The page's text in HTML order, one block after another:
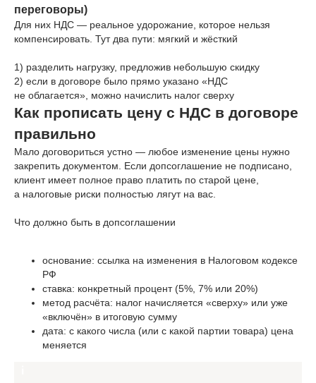
переговоры)
Для них НДС — реальное удорожание, которое нельзя
компенсировать. Тут два пути: мягкий и жёсткий
1) разделить нагрузку, предложив небольшую скидку
2) если в договоре было прямо указано «НДС
не облагается», можно начислить налог сверху
Как прописать цену с НДС в договоре
правильно
Мало договориться устно — любое изменение цены нужно
закрепить документом. Если допсоглашение не подписано,
клиент имеет полное право платить по старой цене,
а налоговые риски полностью лягут на вас.
Что должно быть в допсоглашении
основание: ссылка на изменения в Налоговом кодексе
РФ
ставка: конкретный процент (5%, 7% или 20%)
метод расчёта: налог начисляется «сверху» или уже
«включён» в итоговую сумму
дата: с какого числа (или с какой партии товара) цена
меняется